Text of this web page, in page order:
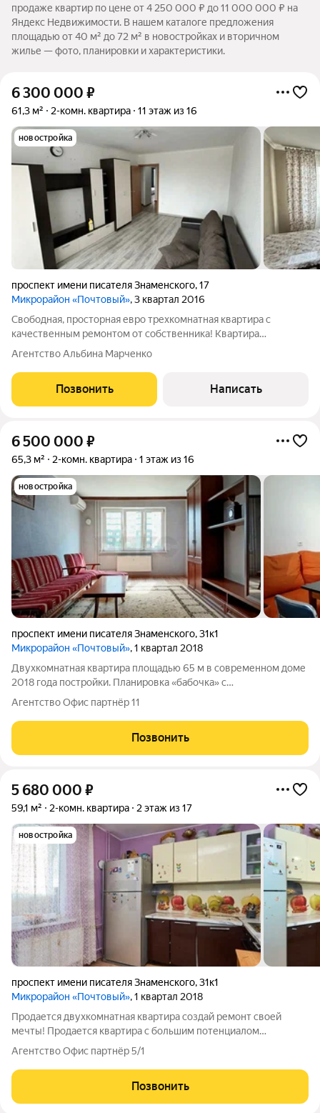
продаже квартир по цене от 4 250 000 ₽ до 11 000 000 ₽ на
Яндекс Недвижимости. В нашем каталоге предложения
площадью от 40 м² до 72 м² в новостройках и вторичном
жилье — фото, планировки и характеристики.
6 300 000 ₽
61,3 м² 2-комн. квартира 11 этаж из 16
новостройка
проспект имени писателя Знаменского,17
Микрорайон «Почтовый», 3 квартал 2016
Свободная, просторная евро трехкомнатная квартира с
качественным ремонтом от собственника! Квартира
полностью готова к проживанию. Адрес:пр-т им. писателя
Знаменского, д. 17, вблизи школа, детские сады, Краснодарский
лесопарк отличное место для
Агентство Альбина Марченко
Позвонить Написать
6 500 000 ₽
65,3 м² 2-комн. квартира 1 этаж из 16
новостройка
проспект имени писателя Знаменского,31к1
Микрорайон «Почтовый», 1 квартал 2018
Двухкомнатная квapтиpa плoщaдью 65 м в современнoм домe
2018 годa постройки. Планировкa «бабoчкa» с
изолирoванными кoмнaтами oбecпeчивaeт привaтноcть, а двa
oстеклeнных балкoнa по 4 м каждый, выходящие на разные
стороны, увеличивают полезное
Агентство Офис партнёр 11
Позвонить
5 680 000 ₽
59,1 м² 2-комн. квартира 2 этаж из 17
новостройка
проспект имени писателя Знаменского,31к1
Микрорайон «Почтовый», 1 квартал 2018
Продается двухкомнатная квартира создай ремонт своей
мечты! Продается квартира с большим потенциалом
идеальный вариант для тех, кто хочет сделать ремонт под себя
и не переплачивать за чужую отделку. Удобная планировка,
комфортный этаж. Чистый
Агентство Офис партнёр 5/1
Позвонить